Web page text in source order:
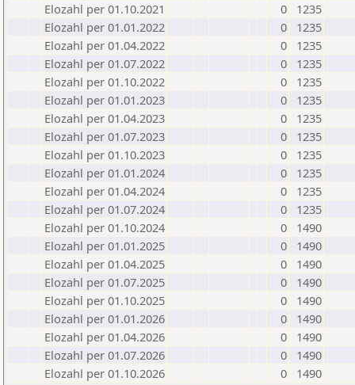
Elozahl per 01.10.2021
0
1235
Elozahl per 01.01.2022
0
1235
Elozahl per 01.04.2022
0
1235
Elozahl per 01.07.2022
0
1235
Elozahl per 01.10.2022
0
1235
Elozahl per 01.01.2023
0
1235
Elozahl per 01.04.2023
0
1235
Elozahl per 01.07.2023
0
1235
Elozahl per 01.10.2023
0
1235
Elozahl per 01.01.2024
0
1235
Elozahl per 01.04.2024
0
1235
Elozahl per 01.07.2024
0
1235
Elozahl per 01.10.2024
0
1490
Elozahl per 01.01.2025
0
1490
Elozahl per 01.04.2025
0
1490
Elozahl per 01.07.2025
0
1490
Elozahl per 01.10.2025
0
1490
Elozahl per 01.01.2026
0
1490
Elozahl per 01.04.2026
0
1490
Elozahl per 01.07.2026
0
1490
Elozahl per 01.10.2026
0 1490